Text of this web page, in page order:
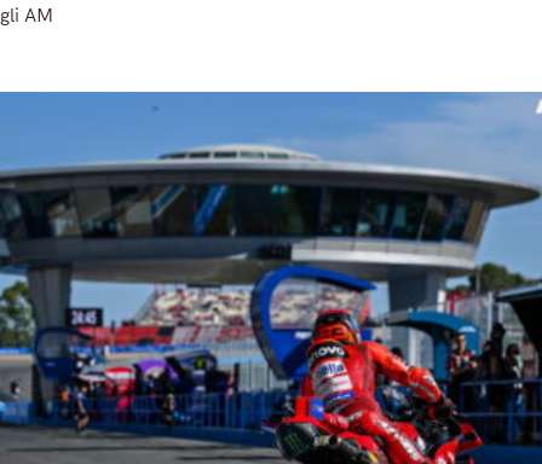
gli AM